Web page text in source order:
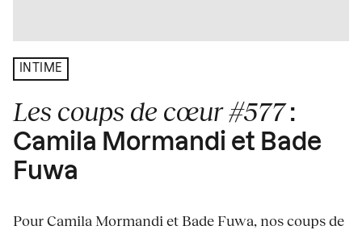
INTIME
Les coups de cœur #577 :
Camila Mormandi et Bade
Fuwa
Pour Camila Mormandi et Bade Fuwa, nos coups de